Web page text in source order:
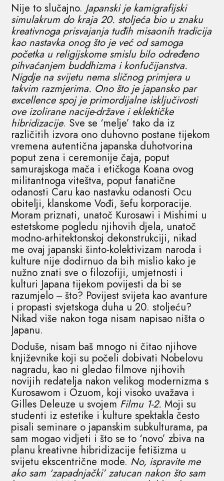
Nije to slučajno. Japanski je kamigrafijski
simulakrum do kraja 20. stoljeća bio u znaku
kreativnoga prisvajanja tuđih misaonih tradicija
kao nastavka onog što je već od samoga
početka u religijskome smislu bilo određeno
pihvaćanjem buddhizma i konfučijanstva.
Nigdje na svijetu nema sličnog primjera u
takvim razmjerima. Ono što je japansko par
excellence spoj je primordijalne isključivosti
ove izolirane nacije-države i eklektičke
hibridizacije. Sve se ‘melje’ tako da iz
različitih izvora ono duhovno postane tijekom
vremena autentična japanska duhotvorina
poput zena i ceremonije čaja, poput
samurajskoga mača i etičkoga Koana ovog
militantnoga viteštva, poput fanatične
odanosti Caru kao nastavku odanosti Ocu
obitelji, klanskome Vođi, šefu korporacije.
Moram priznati, unatoč Kurosawi i Mishimi u
estetskome pogledu njihovih djela, unatoč
modno-arhitektonskoj dekonstrukciji, nikad
me ovaj japanski šinto-kolektivizam naroda i
kulture nije dodirnuo da bih mislio kako je
nužno znati sve o filozofiji, umjetnosti i
kulturi Japana tijekom povijesti da bi se
razumjelo ‒ što? Povijest svijeta kao avanture
i propasti svjetskoga duha u 20. stoljeću?
Nikad više nakon toga nisam napisao ništa o
Japanu.
Doduše, nisam baš mnogo ni čitao njihove
književnike koji su počeli dobivati Nobelovu
nagradu, kao ni gledao filmove njihovih
novijih redatelja nakon velikog modernizma s
Kurosawom i Ozuom, koji visoko uvažava i
Gilles Deleuze u svojem Filmu 1-2.Moji su
studenti iz estetike i kulture spektakla često
pisali seminare o japanskim subkulturama, pa
sam mogao vidjeti i što se to ‘novo’ zbiva na
planu kreativne hibridizacije fetišizma u
svijetu ekscentrične mode. No, ispravite me
ako sam ‘zapadnjački’ zatucan nakon što sam